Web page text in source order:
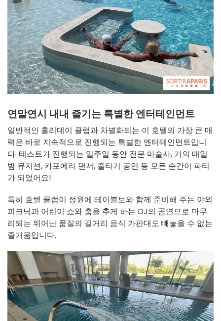
연말연시 내내 즐기는 특별한 엔터테인먼트
일반적인 홀리데이 클럽과 차별화되는 이 호텔의 가장 큰 매
력은 바로 지속적으로 진행되는 특별한 엔터테인먼트입니
다. 테스트가 진행되는 일주일 동안 전문 마술사, 거의 매일
밤 뮤지션, 카포에라 댄서, 줄타기 공연 등 모든 순간이 파티
가 되었어요!
특히 호텔 클럽이 정원에 테이블보와 함께 준비해 주는 야외
피크닉과 어린이 쇼와 춤을 추게 하는 DJ의 공연으로 마무
리되는 뛰어난 품질의 길거리 음식 가판대도 빼놓을 수 없는
즐거움입니다.